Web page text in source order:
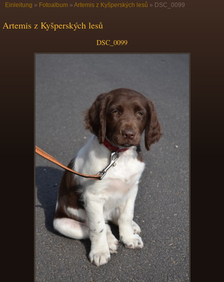
Einleitung » Fotoalbum » Artemis z Kyšperských lesů » DSC_0099
Artemis z Kyšperských lesů
DSC_0099